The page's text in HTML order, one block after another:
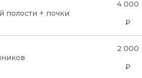
+ почки
4 000
₽
2 000
₽